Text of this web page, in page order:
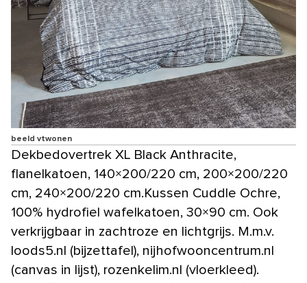
beeld vtwonen
Dekbedovertrek XL Black Anthracite,
flanelkatoen, 140×200/220 cm, 200×200/220
cm, 240×200/220 cm.Kussen Cuddle Ochre,
100% hydrofiel wafelkatoen, 30×90 cm. Ook
verkrijgbaar in zachtroze en lichtgrijs. M.m.v.
loods5.nl (bijzettafel), nijhofwooncentrum.nl
(canvas in lijst), rozenkelim.nl (vloerkleed).